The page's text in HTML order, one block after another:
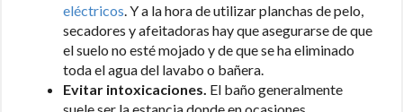
eléctricos . Y a la hora de utilizar planchas de pelo,
secadores y afeitadoras hay que asegurarse de que
el suelo no esté mojado y de que se ha eliminado
toda el agua del lavabo o bañera.
Evitar intoxicaciones. El baño generalmente
suele ser la estancia donde en ocasiones